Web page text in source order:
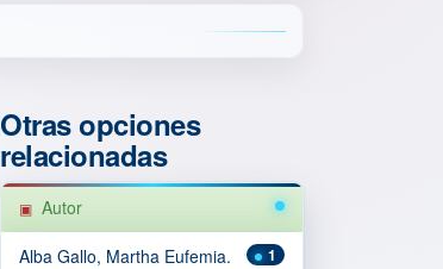
Otras opciones
relacionadas
Autor
1
Alba Gallo, Martha Eufemia.